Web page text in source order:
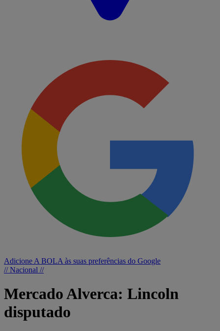
Adicione A BOLA às suas preferências do Google
// Nacional //
Mercado Alverca: Lincoln
disputado